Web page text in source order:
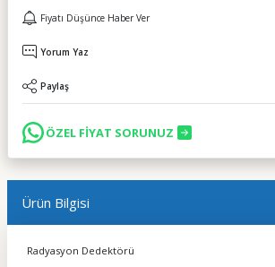
Fiyatı Düşünce Haber Ver
Yorum Yaz
Paylaş
ÖZEL FİYAT SORUNUZ
Ürün Bilgisi
Radyasyon Dedektörü